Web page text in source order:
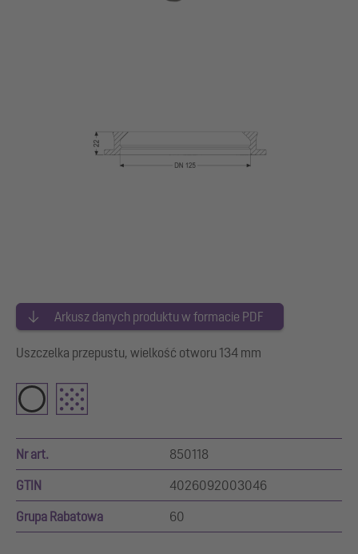
Arkusz danych produktu w formacie PDF
Uszczelka przepustu, wielkość otworu 134 mm
Nr art. 850118
GTIN 4026092003046
Grupa Rabatowa 60